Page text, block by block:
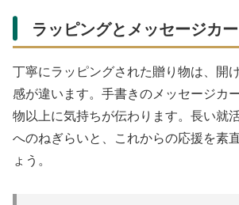
ラッピングとメッセージカ
丁寧にラッピングされた贈り物は、開
感が違います。手書きのメッセージカ
物以上に気持ちが伝わります。長い就
へのねぎらいと、これからの応援を素
ょう。